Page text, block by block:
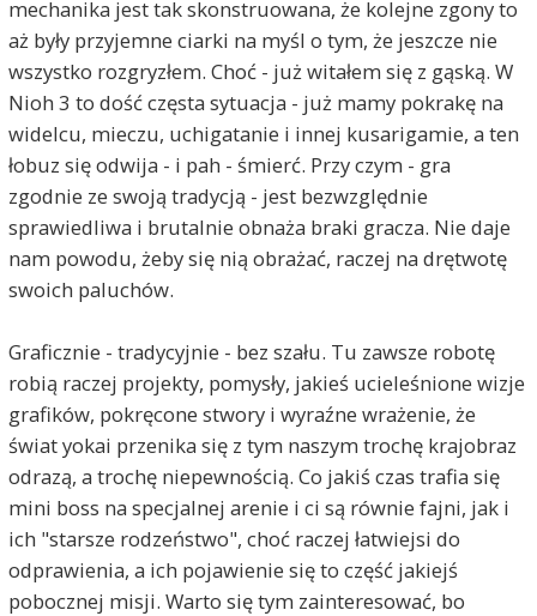
mechanika jest tak skonstruowana, że kolejne zgony to
aż były przyjemne ciarki na myśl o tym, że jeszcze nie
wszystko rozgryzłem. Choć - już witałem się z gąską. W
Nioh 3 to dość częsta sytuacja - już mamy pokrakę na
widelcu, mieczu, uchigatanie i innej kusarigamie, a ten
łobuz się odwija - i pah - śmierć. Przy czym - gra
zgodnie ze swoją tradycją - jest bezwzględnie
sprawiedliwa i brutalnie obnaża braki gracza. Nie daje
nam powodu, żeby się nią obrażać, raczej na drętwotę
swoich paluchów.
Graficznie - tradycyjnie - bez szału. Tu zawsze robotę
robią raczej projekty, pomysły, jakieś ucieleśnione wizje
grafików, pokręcone stwory i wyraźne wrażenie, że
świat yokai przenika się z tym naszym trochę krajobraz
odrazą, a trochę niepewnością. Co jakiś czas trafia się
mini boss na specjalnej arenie i ci są równie fajni, jak i
ich "starsze rodzeństwo", choć raczej łatwiejsi do
odprawienia, a ich pojawienie się to część jakiejś
pobocznej misji. Warto się tym zainteresować, bo